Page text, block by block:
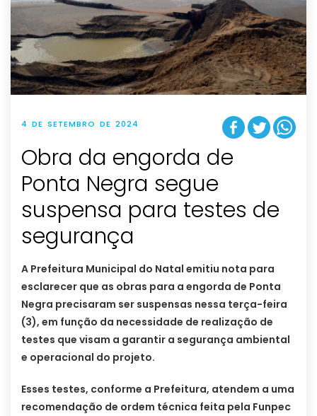
4 DE SETEMBRO DE 2024
Obra da engorda de
Ponta Negra segue
suspensa para testes de
segurança
A Prefeitura Municipal do Natal emitiu nota para
esclarecer que as obras para a engorda de Ponta
Negra precisaram ser suspensas nessa terça-feira
(3), em função da necessidade de realização de
testes que visam a garantir a segurança ambiental
e operacional do projeto.
Esses testes, conforme a Prefeitura, atendem a uma
recomendação de ordem técnica feita pela Funpec